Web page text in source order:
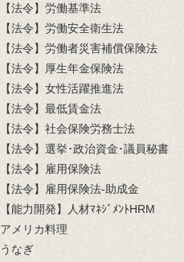
【法令】労働基準法
【法令】労働安全衛生法
【法令】労働者災害補償保険法
【法令】厚生年金保険法
【法令】女性活躍推進法
【法令】最低賃金法
【法令】社会保険労務士法
【法令】選挙･政治資金･議員秘書
【法令】雇用保険法
【法令】雇用保険法-助成金
【能力開発】人材ﾏﾈｼﾞﾒﾝﾄHRM
アメリカ料理
うなぎ